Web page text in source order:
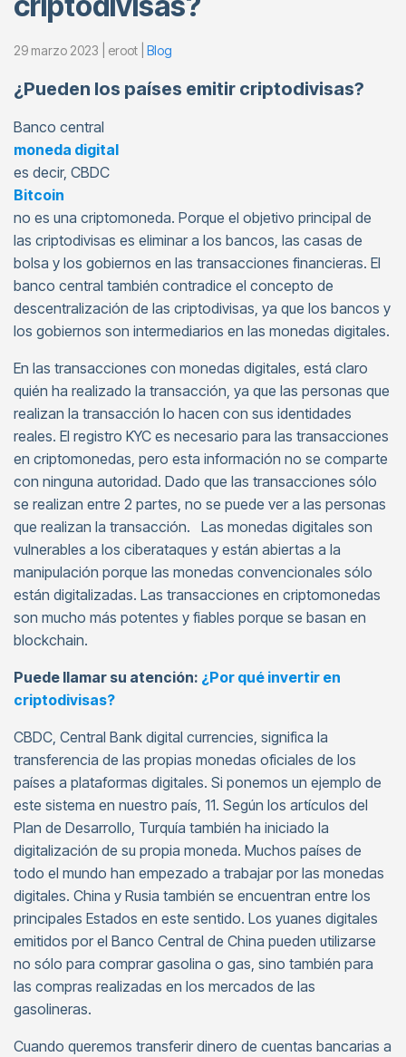
29 marzo 2023 | eroot | Blog
¿Pueden los países emitir criptodivisas?
Banco central
moneda digital
es decir, CBDC
Bitcoin
no es una criptomoneda. Porque el objetivo principal de
las criptodivisas es eliminar a los bancos, las casas de
bolsa y los gobiernos en las transacciones financieras. El
banco central también contradice el concepto de
descentralización de las criptodivisas, ya que los bancos y
los gobiernos son intermediarios en las monedas digitales.
En las transacciones con monedas digitales, está claro
quién ha realizado la transacción, ya que las personas que
realizan la transacción lo hacen con sus identidades
reales. El registro KYC es necesario para las transacciones
en criptomonedas, pero esta información no se comparte
con ninguna autoridad. Dado que las transacciones sólo
se realizan entre 2 partes, no se puede ver a las personas
que realizan la transacción. Las monedas digitales son
vulnerables a los ciberataques y están abiertas a la
manipulación porque las monedas convencionales sólo
están digitalizadas. Las transacciones en criptomonedas
son mucho más potentes y fiables porque se basan en
blockchain.
Puede llamar su atención: ¿Por qué invertir en
criptodivisas?
CBDC, Central Bank digital currencies, significa la
transferencia de las propias monedas oficiales de los
países a plataformas digitales. Si ponemos un ejemplo de
este sistema en nuestro país, 11. Según los artículos del
Plan de Desarrollo, Turquía también ha iniciado la
digitalización de su propia moneda. Muchos países de
todo el mundo han empezado a trabajar por las monedas
digitales. China y Rusia también se encuentran entre los
principales Estados en este sentido. Los yuanes digitales
emitidos por el Banco Central de China pueden utilizarse
no sólo para comprar gasolina o gas, sino también para
las compras realizadas en los mercados de las
gasolineras.
Cuando queremos transferir dinero de cuentas bancarias a